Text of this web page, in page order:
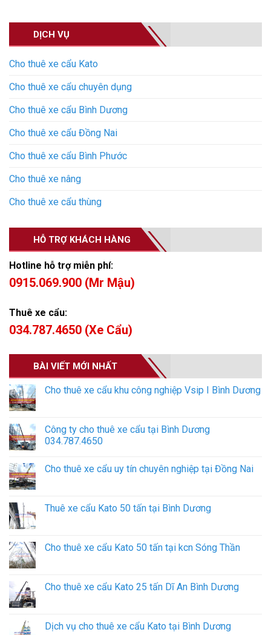
DỊCH VỤ
Cho thuê xe cẩu Kato
Cho thuê xe cẩu chuyên dụng
Cho thuê xe cẩu Bình Dương
Cho thuê xe cẩu Đồng Nai
Cho thuê xe cẩu Bình Phước
Cho thuê xe nâng
Cho thuê xe cẩu thùng
HỖ TRỢ KHÁCH HÀNG
Hotline hỗ trợ miễn phí:
0915.069.900 (Mr Mậu)
Thuê xe cẩu:
034.787.4650 (Xe Cẩu)
BÀI VIẾT MỚI NHẤT
Cho thuê xe cẩu khu công nghiệp Vsip I Bình Dương
Công ty cho thuê xe cẩu tại Bình Dương
034.787.4650
Cho thuê xe cẩu uy tín chuyên nghiệp tại Đồng Nai
Thuê xe cẩu Kato 50 tấn tại Bình Dương
Cho thuê xe cẩu Kato 50 tấn tại kcn Sóng Thần
Cho thuê xe cẩu Kato 25 tấn Dĩ An Bình Dương
Dịch vụ cho thuê xe cẩu Kato tại Bình Dương